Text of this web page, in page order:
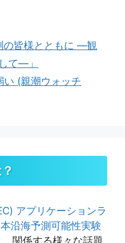
の皆様とともに ―観
て―」
い (親潮ウォッチ
アプリケーションラ
沿海予測可能性実験
関係する様々な話題